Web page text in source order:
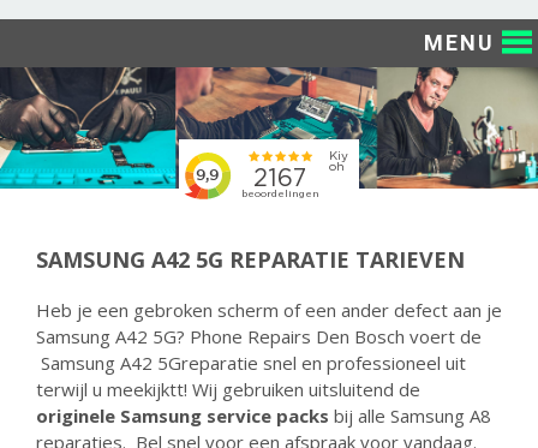
SAMSUNG A42 5G REPARATIE TARIEVEN
Heb je een gebroken scherm of een ander defect aan je
Samsung A42 5G? Phone Repairs Den Bosch voert de
Samsung A42 5Greparatie snel en professioneel uit
terwijl u meekijktt! Wij gebruiken uitsluitend de
originele Samsung service packs bij alle Samsung A8
reparaties. Bel snel voor een afspraak voor vandaag.